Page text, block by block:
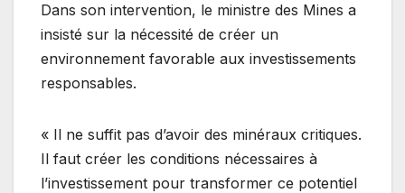
Dans son intervention, le ministre des Mines a
insisté sur la nécessité de créer un
environnement favorable aux investissements
responsables.
« Il ne suffit pas d’avoir des minéraux critiques.
Il faut créer les conditions nécessaires à
l’investissement pour transformer ce potentiel